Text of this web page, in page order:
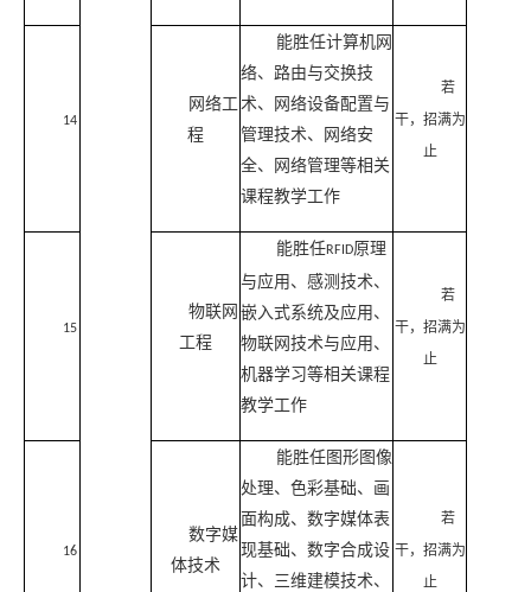
14
网络工
程
能胜任计算机网
络、路由与交换技
术、网络设备配置与
管理技术、网络安
全、网络管理等相关
课程教学工作
若
干，招满为
止
15
物联网
工程
能胜任RFID原理
与应用、感测技术、
嵌入式系统及应用、
物联网技术与应用、
机器学习等相关课程
教学工作
若
干，招满为
止
16
数字媒
体技术
能胜任图形图像
处理、色彩基础、画
面构成、数字媒体表
现基础、数字合成设
计、三维建模技术、
若
干，招满为
止